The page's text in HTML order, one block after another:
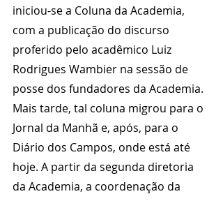
iniciou-se a Coluna da Academia,
com a publicação do discurso
proferido pelo acadêmico Luiz
Rodrigues Wambier na sessão de
posse dos fundadores da Academia.
Mais tarde, tal coluna migrou para o
Jornal da Manhã e, após, para o
Diário dos Campos, onde está até
hoje. A partir da segunda diretoria
da Academia, a coordenação da